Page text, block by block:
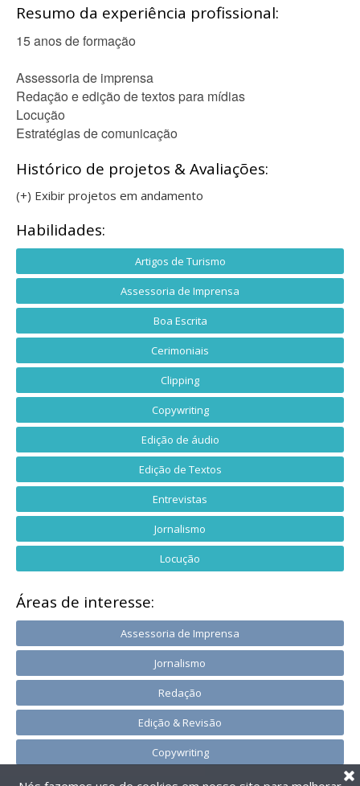
Resumo da experiência profissional:
15 anos de formação
Assessoria de imprensa
Redação e edição de textos para mídias
Locução
Estratégias de comunicação
Histórico de projetos & Avaliações:
(+) Exibir projetos em andamento
Habilidades:
Artigos de Turismo
Assessoria de Imprensa
Boa Escrita
Cerimoniais
Clipping
Copywriting
Edição de áudio
Edição de Textos
Entrevistas
Jornalismo
Locução
Áreas de interesse:
Assessoria de Imprensa
Jornalismo
Redação
Edição & Revisão
Copywriting